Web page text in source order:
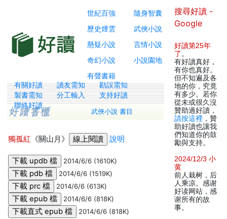
世紀百強
隨身智囊
歷史煙雲
武俠小說
懸疑小說
言情小說
奇幻小說
小說園地
有聲書籍
有關好讀 讀友需知
勘誤需知
製書需知
分工輸入
支持好讀
聯絡好讀
武俠小說 書目
獨孤紅 《關山月》 說明
2014/6/6 (1610K)
2014/6/6 (1519K)
2014/6/6 (613K)
2014/6/6 (818K)
2014/6/6 (818K)
搜尋好讀 -
Google
好讀第25年
了 。
有好讀真好，
有你也真好。
但不知遍及各
地的你，究竟
有多少。若你
從未或很久沒
贊助過好讀，
請按這裡 ，贊
助好讀也讓我
們知道你的鼓
勵與支持。
2024/12/3 小
黄
前人栽树，后
人乘凉。感谢
好读网站，感
谢所有的故
事。